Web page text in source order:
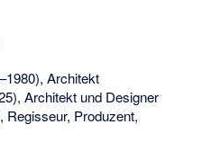
Architekt
Architekt und Designer
Regisseur, Produzent,